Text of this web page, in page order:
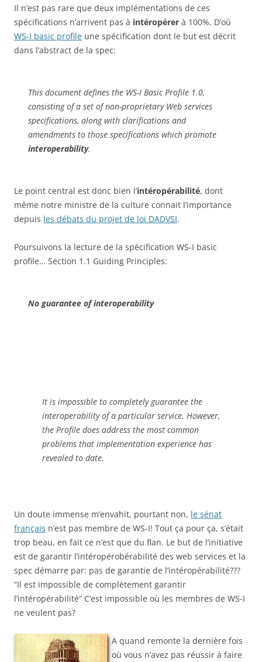
Il n’est pas rare que deux implémentations de ces
spécifications n’arrivent pas à intéropérer à 100%. D’où
WS-I basic profile une spécification dont le but est décrit
dans l’abstract de la spec:
This document defines the WS-I Basic Profile 1.0,
consisting of a set of non-proprietary Web services
specifications, along with clarifications and
amendments to those specifications which promote
interoperability.
Le point central est donc bien l’intéropérabilité, dont
même notre ministre de la culture connait l’importance
depuis les débats du projet de loi DADVSI.
Poursuivons la lecture de la spécification WS-I basic
profile… Section 1.1 Guiding Principles:
No guarantee of interoperability
It is impossible to completely guarantee the
interoperability of a particular service. However,
the Profile does address the most common
problems that implementation experience has
revealed to date.
Un doute immense m’envahit, pourtant non, le sénat
français n’est pas membre de WS-I! Tout ça pour ça, s’était
trop beau, en fait ce n’est que du flan. Le but de l’initiative
est de garantir l’intéropérobérabilité des web services et la
spec démarre par: pas de garantie de l’intéropérabilité???
“Il est impossible de complètement garantir
l’intéropérabilité” C’est impossible où les membres de WS-I
ne veulent pas?
A quand remonte la dernière fois
où vous n’avez pas réussir à faire